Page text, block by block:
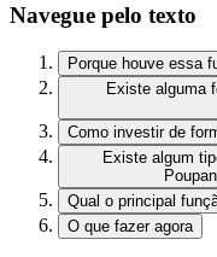
Navegue pelo texto
Porque houve essa
Existe alguma
Como investir de
Existe algum
Qual o principal
O que fazer agora